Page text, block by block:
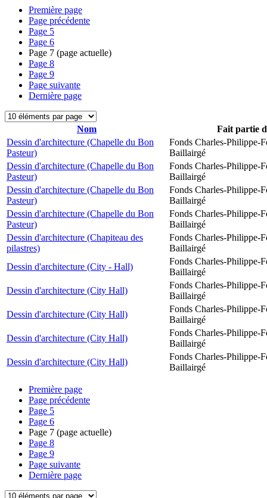
Première page
Page précédente
Page 5
Page 6
Page 7 (page actuelle)
Page 8
Page 9
Page suivante
Dernière page
Nom
Fait partie
Dessin d'architecture (Chapelle du Bon
Pasteur)
Fonds Charles-Philippe-
Baillairgé
Dessin d'architecture (Chapelle du Bon
Pasteur)
Fonds Charles-Philippe-
Baillairgé
Dessin d'architecture (Chapelle du Bon
Pasteur)
Fonds Charles-Philippe-
Baillairgé
Dessin d'architecture (Chapelle du Bon
Pasteur)
Fonds Charles-Philippe-
Baillairgé
Dessin d'architecture (Chapiteau des
pilastres)
Fonds Charles-Philippe-
Baillairgé
Dessin d'architecture (City - Hall)
Fonds Charles-Philippe-
Baillairgé
Dessin d'architecture (City Hall)
Fonds Charles-Philippe-
Baillairgé
Dessin d'architecture (City Hall)
Fonds Charles-Philippe-
Baillairgé
Dessin d'architecture (City Hall)
Fonds Charles-Philippe-
Baillairgé
Dessin d'architecture (City Hall)
Fonds Charles-Philippe-
Baillairgé
Première page
Page précédente
Page 5
Page 6
Page 7 (page actuelle)
Page 8
Page 9
Page suivante
Dernière page